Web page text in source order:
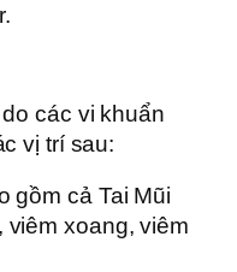
các vi khuẩn
vị trí sau:
gồm cả Tai Mũi
viêm xoang, viêm